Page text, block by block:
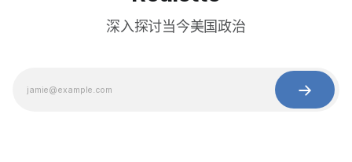
深入探讨当今美国政治